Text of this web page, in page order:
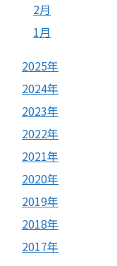
2月
1月
2025年
2024年
2023年
2022年
2021年
2020年
2019年
2018年
2017年